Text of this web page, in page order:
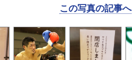
この写真の記事へ